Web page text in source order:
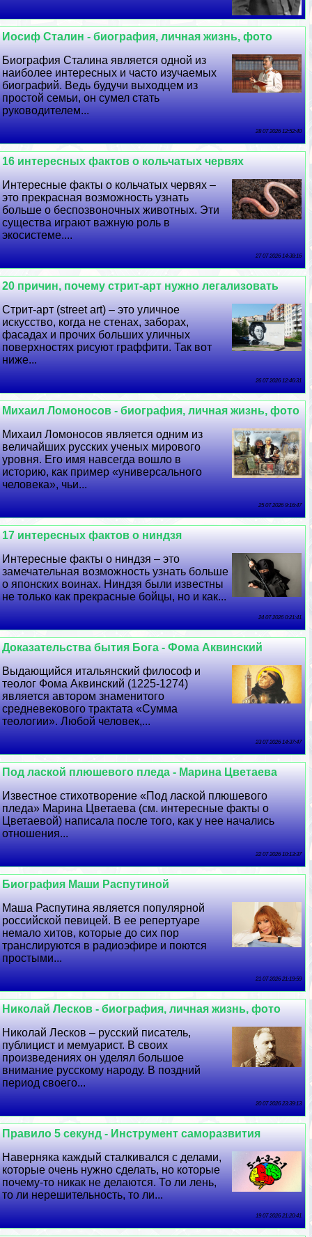
Иосиф Сталин - биография, личная жизнь, фото
Биография Сталина является одной из
наиболее интересных и часто изучаемых
биографий. Ведь будучи выходцем из
простой семьи, он сумел стать
руководителем...
28 07 2026 12:52:40
16 интересных фактов о кольчатых червях
Интересные факты о кольчатых червях –
это прекрасная возможность узнать
больше о беспозвоночных животных. Эти
существа играют важную роль в
экосистеме....
27 07 2026 14:38:16
20 причин, почему стрит-арт нужно легализовать
Стрит-арт (street art) – это уличное
искусство, когда не стенах, заборах,
фасадах и прочих больших уличных
поверхностях рисуют граффити. Так вот
ниже...
26 07 2026 12:46:31
Михаил Ломоносов - биография, личная жизнь, фото
Михаил Ломоносов является одним из
величайших русских ученых мирового
уровня. Его имя навсегда вошло в
историю, как пример «универсального
человека», чьи...
25 07 2026 9:16:47
17 интересных фактов о ниндзя
Интересные факты о ниндзя – это
замечательная возможность узнать больше
о японских воинах. Ниндзя были известны
не только как прекрасные бойцы, но и как...
24 07 2026 0:21:41
Доказательства бытия Бога - Фома Аквинский
Выдающийся итальянский философ и
теолог Фома Аквинский (1225-1274)
является автором знаменитого
средневекового тpaктата «Сумма
теологии». Любой человек,...
23 07 2026 14:37:47
Под лаской плюшевого пледа - Марина Цветаева
Известное стихотворение «Под лаской плюшевого
пледа» Марина Цветаева (см. интересные факты о
Цветаевой) написала после того, как у нее начались
отношения...
22 07 2026 10:13:37
Биография Маши Распутиной
Маша Распутина является популярной
российской певицей. В ее репертуаре
немало хитов, которые до сих пор
трaнcлируются в радиоэфире и поются
простыми...
21 07 2026 21:19:59
Николай Лесков - биография, личная жизнь, фото
Николай Лесков – русский писатель,
публицист и мемуарист. В своих
произведениях он уделял большое
внимание русскому народу. В поздний
период своего...
20 07 2026 23:39:13
Правило 5 секунд - Инструмент саморазвития
Наверняка каждый сталкивался с делами,
которые очень нужно сделать, но которые
почему-то никак не делаются. То ли лень,
то ли нерешительность, то ли...
19 07 2026 21:20:41